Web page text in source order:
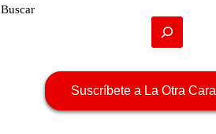
Buscar
Suscríbete a La Otra Cara